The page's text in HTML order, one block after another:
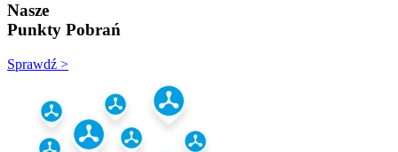
Nasze
Punkty Pobrań
Sprawdź >